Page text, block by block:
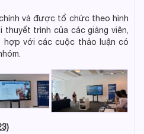
và được tổ chức theo hình
trình của các giảng viên,
hợp với các cuộc thảo luận có